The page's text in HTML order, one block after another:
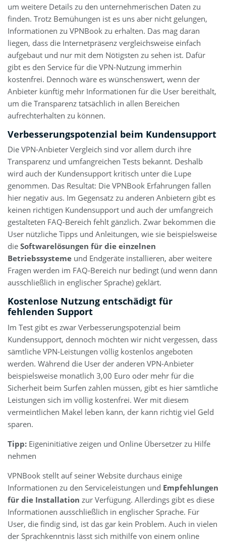
um weitere Details zu den unternehmerischen Daten zu
finden. Trotz Bemühungen ist es uns aber nicht gelungen,
Informationen zu VPNBook zu erhalten. Das mag daran
liegen, dass die Internetpräsenz vergleichsweise einfach
aufgebaut und nur mit dem Nötigsten zu sehen ist. Dafür
gibt es den Service für die VPN-Nutzung immerhin
kostenfrei. Dennoch wäre es wünschenswert, wenn der
Anbieter künftig mehr Informationen für die User bereithält,
um die Transparenz tatsächlich in allen Bereichen
aufrechterhalten zu können.
Verbesserungspotenzial beim Kundensupport
Die VPN-Anbieter Vergleich sind vor allem durch ihre
Transparenz und umfangreichen Tests bekannt. Deshalb
wird auch der Kundensupport kritisch unter die Lupe
genommen. Das Resultat: Die VPNBook Erfahrungen fallen
hier negativ aus. Im Gegensatz zu anderen Anbietern gibt es
keinen richtigen Kundensupport und auch der umfangreich
gestalteten FAQ-Bereich fehlt gänzlich. Zwar bekommen die
User nützliche Tipps und Anleitungen, wie sie beispielsweise
die Softwarelösungen für die einzelnen
Betriebssysteme und Endgeräte installieren, aber weitere
Fragen werden im FAQ-Bereich nur bedingt (und wenn dann
ausschließlich in englischer Sprache) geklärt.
Kostenlose Nutzung entschädigt für
fehlenden Support
Im Test gibt es zwar Verbesserungspotenzial beim
Kundensupport, dennoch möchten wir nicht vergessen, dass
sämtliche VPN-Leistungen völlig kostenlos angeboten
werden. Während die User der anderen VPN-Anbieter
beispielsweise monatlich 3,00 Euro oder mehr für die
Sicherheit beim Surfen zahlen müssen, gibt es hier sämtliche
Leistungen sich im völlig kostenfrei. Wer mit diesem
vermeintlichen Makel leben kann, der kann richtig viel Geld
sparen.
Tipp: Eigeninitiative zeigen und Online Übersetzer zu Hilfe
nehmen
VPNBook stellt auf seiner Website durchaus einige
Informationen zu den Serviceleistungen und Empfehlungen
für die Installation zur Verfügung. Allerdings gibt es diese
Informationen ausschließlich in englischer Sprache. Für
User, die findig sind, ist das gar kein Problem. Auch in vielen
der Sprachkenntnis lässt sich mithilfe von einem online